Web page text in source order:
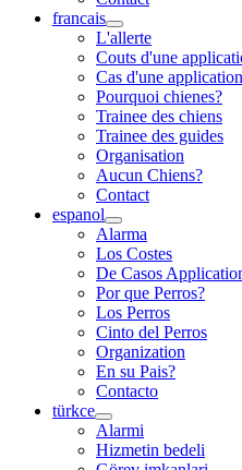
francais
L'allerte
Couts d'une
Cas d'une application
Pourquoi chienes?
Trainee des chiens
Trainee des guides
Organisation
Aucun Chiens?
Contact
espanol
Alarma
Los Costes
De Casos
Por que Perros?
Los Perros
Cinto del Perros
Organization
En su Pais?
Contacto
türkce
Alarmi
Hizmetin bedeli